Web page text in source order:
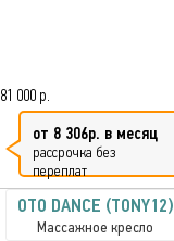
81 000 р.
от 8 306р. в месяц
рассрочка без
переплат
OTO DANCE (TONY12)
Массажное кресло